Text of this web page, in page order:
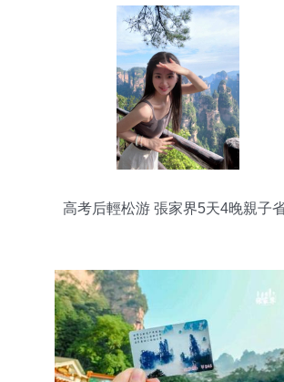
高考后輕松游 張家界5天4晚親子